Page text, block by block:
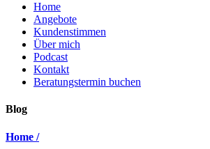
Home
Angebote
Kundenstimmen
Über mich
Podcast
Kontakt
Beratungstermin buchen
Blog
Home /